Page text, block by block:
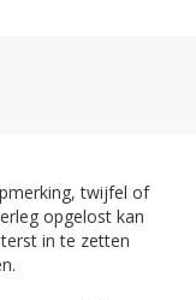
twijfel of
opgelost kan
in te zetten